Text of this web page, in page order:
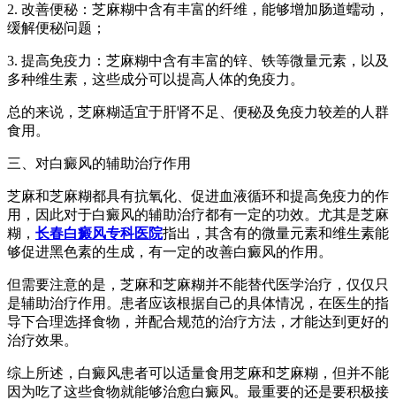
2. 改善便秘：芝麻糊中含有丰富的纤维，能够增加肠道蠕动，
缓解便秘问题；
3. 提高免疫力：芝麻糊中含有丰富的锌、铁等微量元素，以及
多种维生素，这些成分可以提高人体的免疫力。
总的来说，芝麻糊适宜于肝肾不足、便秘及免疫力较差的人群
食用。
三、对白癜风的辅助治疗作用
芝麻和芝麻糊都具有抗氧化、促进血液循环和提高免疫力的作
用，因此对于白癜风的辅助治疗都有一定的功效。尤其是芝麻
糊， 长春白癜风专科医院指出，其含有的微量元素和维生素能
够促进黑色素的生成，有一定的改善白癜风的作用。
但需要注意的是，芝麻和芝麻糊并不能替代医学治疗，仅仅只
是辅助治疗作用。患者应该根据自己的具体情况，在医生的指
导下合理选择食物，并配合规范的治疗方法，才能达到更好的
治疗效果。
综上所述，白癜风患者可以适量食用芝麻和芝麻糊，但并不能
因为吃了这些食物就能够治愈白癜风。最重要的还是要积极接